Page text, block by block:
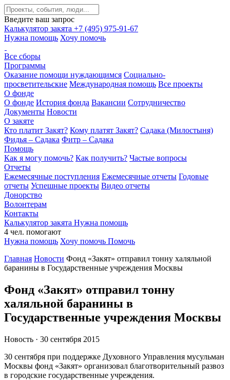
Введите ваш запрос
Калькулятор закята +7 (495) 975-91-67
Нужна помощь Хочу помочь
Все сборы
Программы
Оказание помощи нуждающимся Социально-
просветительские Международная помощь Все проекты
О фонде
О фонде История фонда Вакансии Сотрудничество
Документы Новости
О закяте
Кто платит Закят? Кому платят Закят? Садака (Милостыня)
Фидья – Садака Фитр – Садака
Помощь
Как я могу помочь? Как получить? Частые вопросы
Отчеты
Ежемесячные поступления Ежемесячные отчеты Годовые
отчеты Успешные проекты Видео отчеты
Донорство
Волонтерам
Контакты
Калькулятор закята Нужна помощь
4 чел. помогают
Нужна помощь Хочу помочь Помочь
Главная Новости Фонд «Закят» отправил тонну халяльной
баранины в Государственные учреждения Москвы
Фонд «Закят» отправил тонну
халяльной баранины в
Государственные учреждения Москвы
Новость · 30 сентября 2015
30 сентября при поддержке Духовного Управления мусульман
Москвы фонд «Закят» организовал благотворительный развоз
в городские государственные учреждения.